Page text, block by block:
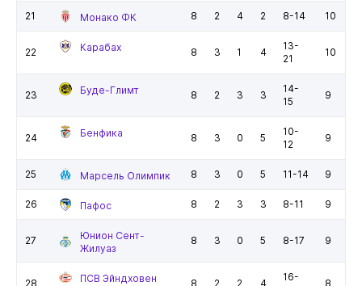
21 Монако ФК 8 2 4 2 8-14 10
22 Карабах 8 3 1 4
13-
21
10
23 Буде-Глимт 8 2 3 3
14-
15
9
24 Бенфика 8 3 0 5
10-
12
9
25 Марсель Олимпик 8 3 0 5 11-14 9
26 Пафос 8 2 3 3 8-11 9
27
Юнион Сент-
Жилуаз
8 3 0 5 8-17 9
28 ПСВ Эйндховен 8 2 2 4
16-
8